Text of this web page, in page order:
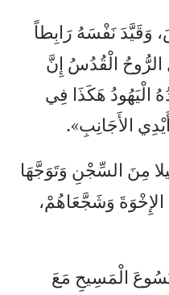
وَقَيَّدَ نَفْسَهُ رَابِطاً
الرُّوحُ الْقُدُسُ إِنَّ
الْيَهُودُ هَكَذَا فِي
الأَجَانِبِ».
مِنَ السِّجْنِ وَتَوَجَّهَا
الإِخْوَةَ وَشَجَّعَاهُمْ،
الْمَسِيحِ مَعَ